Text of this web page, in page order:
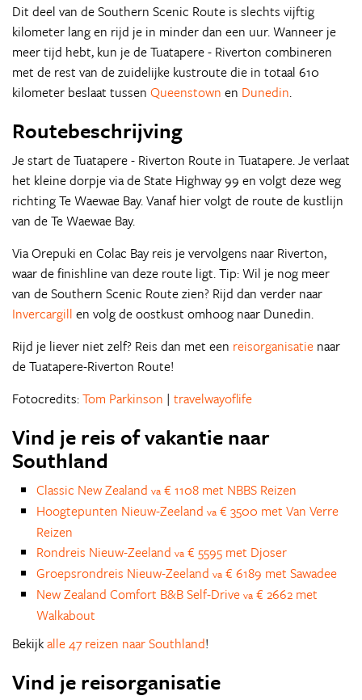
Dit deel van de Southern Scenic Route is slechts vijftig
kilometer lang en rijd je in minder dan een uur. Wanneer je
meer tijd hebt, kun je de Tuatapere - Riverton combineren
met de rest van de zuidelijke kustroute die in totaal 610
kilometer beslaat tussen Queenstown en Dunedin.
Routebeschrijving
Je start de Tuatapere - Riverton Route in Tuatapere. Je verlaat
het kleine dorpje via de State Highway 99 en volgt deze weg
richting Te Waewae Bay. Vanaf hier volgt de route de kustlijn
van de Te Waewae Bay.
Via Orepuki en Colac Bay reis je vervolgens naar Riverton,
waar de finishline van deze route ligt. Tip: Wil je nog meer
van de Southern Scenic Route zien? Rijd dan verder naar
Invercargill en volg de oostkust omhoog naar Dunedin.
Rijd je liever niet zelf? Reis dan met een reisorganisatie naar
de Tuatapere-Riverton Route!
Fotocredits:Tom Parkinson | travelwayoflife
Vind je reis of vakantie naar
Southland
Classic New Zealand va € 1108 met NBBS Reizen
Hoogtepunten Nieuw-Zeeland va € 3500 met Van Verre
Reizen
Rondreis Nieuw-Zeeland va € 5595 met Djoser
Groepsrondreis Nieuw-Zeeland va € 6189 met Sawadee
New Zealand Comfort B&B Self-Drive va € 2662 met
Walkabout
Bekijkalle 47 reizen naar Southland!
Vind je reisorganisatie